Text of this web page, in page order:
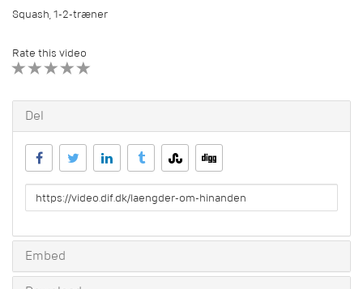
Squash, 1-2-træner
Rate this video
Del
URL
to
Embed